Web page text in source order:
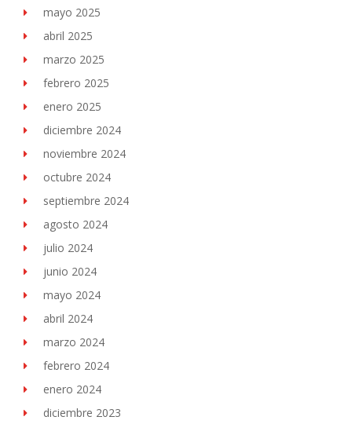
mayo 2025
abril 2025
marzo 2025
febrero 2025
enero 2025
diciembre 2024
noviembre 2024
octubre 2024
septiembre 2024
agosto 2024
julio 2024
junio 2024
mayo 2024
abril 2024
marzo 2024
febrero 2024
enero 2024
diciembre 2023